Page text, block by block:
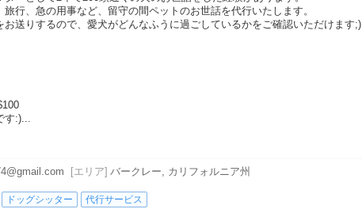
行、急の用事など、留守の間ペットのお世話を代行いたします。
お送りするので、愛犬がどんなふうに過ごしているかをご確認いただけます;)
す:)...
[エリア] バークレー, カリフォルニア州
ドッグシッター 代行サービス